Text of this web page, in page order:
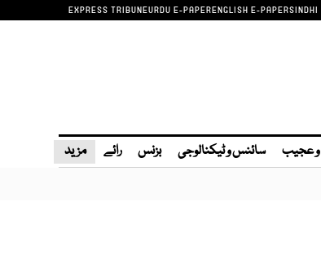
EXPRESS TRIBUNEURDU E-PAPERENGLISH E-PAPERSINDHI
عجیب سائنس و ٹیکنالوجی بزنس رائے مزید